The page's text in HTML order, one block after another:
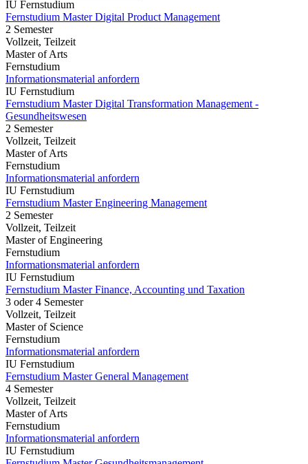
IU Fernstudium
Fernstudium Master Digital Product Management
2 Semester
Vollzeit, Teilzeit
Master of Arts
Fernstudium
Informationsmaterial anfordern
IU Fernstudium
Fernstudium Master Digital Transformation Management -
Gesundheitswesen
2 Semester
Vollzeit, Teilzeit
Master of Arts
Fernstudium
Informationsmaterial anfordern
IU Fernstudium
Fernstudium Master Engineering Management
2 Semester
Vollzeit, Teilzeit
Master of Engineering
Fernstudium
Informationsmaterial anfordern
IU Fernstudium
Fernstudium Master Finance, Accounting und Taxation
3 oder 4 Semester
Vollzeit, Teilzeit
Master of Science
Fernstudium
Informationsmaterial anfordern
IU Fernstudium
Fernstudium Master General Management
4 Semester
Vollzeit, Teilzeit
Master of Arts
Fernstudium
Informationsmaterial anfordern
IU Fernstudium